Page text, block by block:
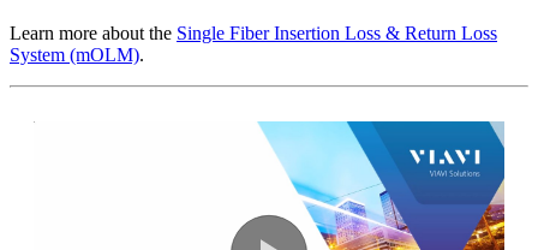
Learn more about the Single Fiber Insertion Loss & Return Loss
System (mOLM).